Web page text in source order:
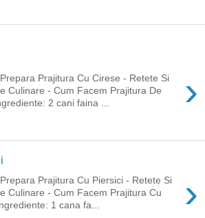
›
Prajitura Cu Cirese - Retete Si
Culinare - Cum Facem Prajitura De
2 cani faina ...
›
Prajitura Cu Piersici - Retete Si
Culinare - Cum Facem Prajitura Cu
1 cana fa...